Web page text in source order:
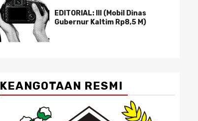
EDITORIAL: III (Mobil Dinas
Gubernur Kaltim Rp8,5 M)
KEANGOTAAN RESMI